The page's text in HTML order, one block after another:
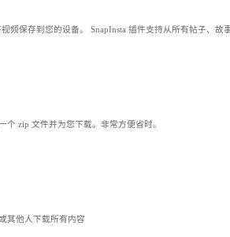
频保存到您的设备。 SnapInsta 插件支持从所有帖子、故
个 zip 文件并为您下载。非常方便省时。
其他人下载所有内容